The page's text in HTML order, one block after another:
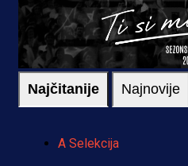
Najčitanije Najnovije
A Selekcija